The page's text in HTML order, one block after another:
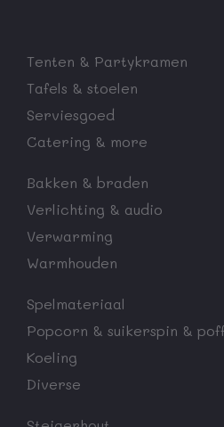
Tenten & Partykramen
Tafels & stoelen
Serviesgoed
Catering & more
Bakken & braden
Verlichting & audio
Verwarming
Warmhouden
Spelmateriaal
Popcorn & suikerspin &
Koeling
Diverse